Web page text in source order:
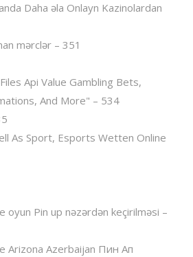
Daha əla Onlayn Kazinolardan
mərclər – 351
Api Value Gambling Bets,
And More" – 534
As Sport, Esports Wetten Online
oyun Pin up nəzərdən keçirilməsi –
Arizona Azerbaijan Пин Ап